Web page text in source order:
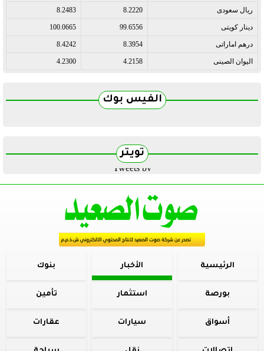
ريال سعودى 8.2220
8.2483
دينار كويتى 99.6556
100.0665
درهم اماراتى 8.3954
8.4242
اليوان الصينى 4.2158
4.2300
الفيس بوك
تويتر
Tweets by
الرئيسية الأخبار بنوك
بورصة استثمار تأمين
أسواق سيارات عقارات